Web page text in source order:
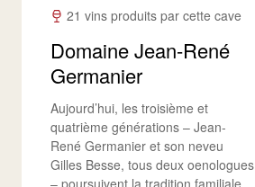
21 vins produits par cette cave
Domaine Jean-René
Germanier
Aujourd’hui, les troisième et
quatrième générations – Jean-
René Germanier et son neveu
Gilles Besse, tous deux oenologues
– poursuivent la tradition familiale